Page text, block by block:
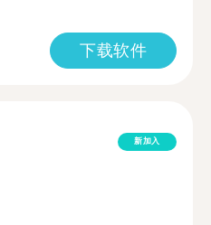
下载软件
新加入